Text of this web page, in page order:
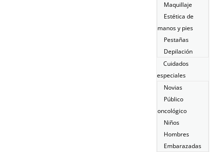
Maquillaje
Estética de
manos y pies
Pestañas
Depilación
Cuidados
especiales
Novias
Público
oncológico
Niños
Hombres
Embarazadas